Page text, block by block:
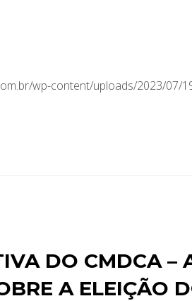
wp-content/uploads/2023/07/
DO CMDCA –
A ELEIÇÃO